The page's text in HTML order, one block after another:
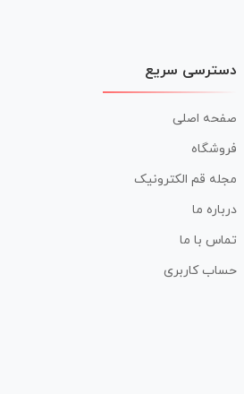
دسترسی سریع
صفحه اصلی
فروشگاه
مجله قم الکترونیک
درباره ما
تماس با ما
حساب کاربری